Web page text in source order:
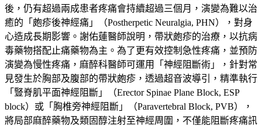
後，仍有超過兩成患者疼痛會持續超過三個月，演變為難以治
癒的「皰疹後神經痛」（Postherpetic Neuralgia, PHN），對身
心造成長期影響。謝佑蓮醫師說明，帶狀皰疹的治療，以抗病
毒藥物搭配止痛藥物為主。為了更有效控制急性疼痛，並預防
演變為慢性疼痛，麻醉科醫師可運用「神經阻斷術」，針對常
見發生於胸部及腹部的帶狀皰疹，透過超音波導引，精準執行
「豎脊肌平面神經阻斷」（Erector Spinae Plane Block, ESP
block）或「胸椎旁神經阻斷」（Paravertebral Block, PVB），
將局部麻醉藥物及類固醇注射至神經周圍，不僅能阻斷疼痛訊